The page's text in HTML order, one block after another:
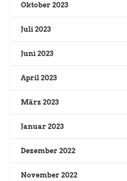
Oktober 2023
Juli 2023
Juni 2023
April 2023
März 2023
Januar 2023
Dezember 2022
November 2022